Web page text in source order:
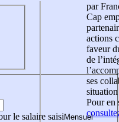
le salaire saisi
par
Cap
actions
faveur
de
ses
Pour en